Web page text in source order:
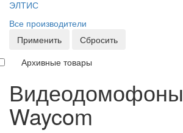
ЭЛТИС
Все производители
Применить
Сбросить
Архивные товары
Видеодомофоны
Waycom